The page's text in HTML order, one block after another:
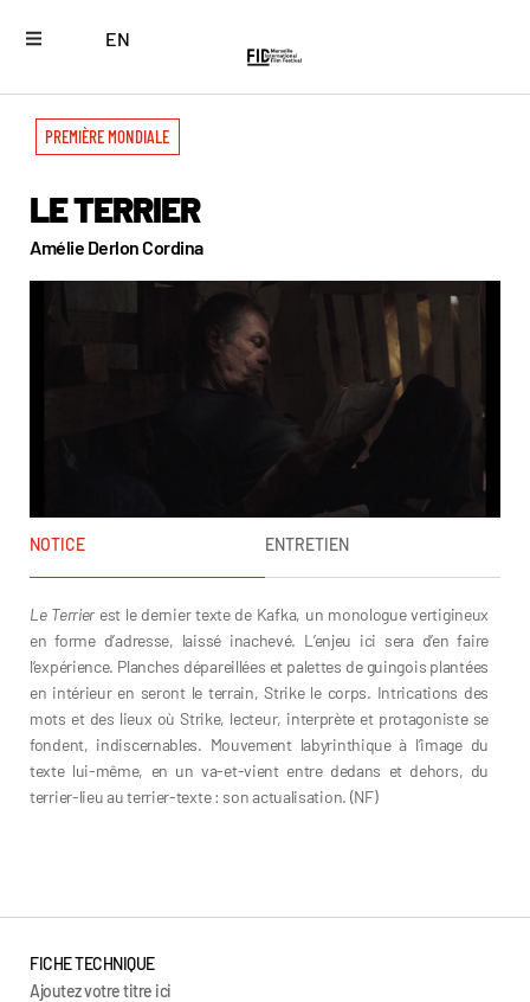
EN
PREMIÈRE MONDIALE
LE TERRIER
Amélie Derlon Cordina
NOTICE ENTRETIEN
Le Terrier est le dernier texte de Kafka, un monologue vertigineux
en forme d’adresse, laissé inachevé. L’enjeu ici sera d’en faire
l’expérience. Planches dépareillées et palettes de guingois plantées
en intérieur en seront le terrain, Strike le corps. Intrications des
mots et des lieux où Strike, lecteur, interprète et protagoniste se
fondent, indiscernables. Mouvement labyrinthique à l’image du
texte lui-même, en un va-et-vient entre dedans et dehors, du
terrier-lieu au terrier-texte : son actualisation. (NF)
FICHE TECHNIQUE
Ajoutez votre titre ici